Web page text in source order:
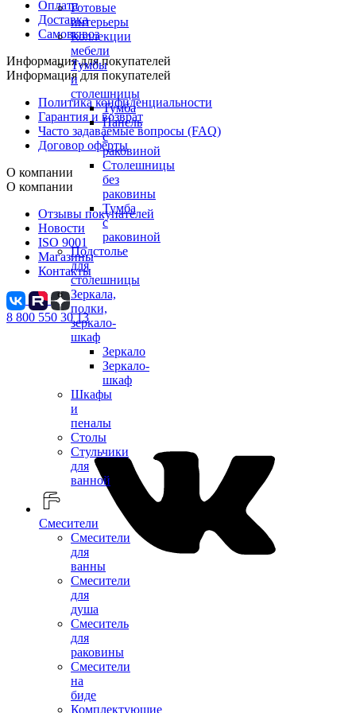
Готовые
интерьеры
Коллекции
мебели
Тумбы
и
столешницы
Тумба
Панель
с
раковиной
Столешницы
без
раковины
Тумба
с
раковиной
Подстолье
для
столешницы
Зеркала,
полки,
зеркало-
шкаф
Зеркало
Зеркало-
шкаф
Шкафы
и
пеналы
Столы
Стульчики
для
ванной
Смесители
Смесители
для
ванны
Смесители
для
душа
Смеситель
для
раковины
Смесители
на
биде
Комплектующие
Оплата
Доставка
Самовывоз
Информация для покупателей
Информация для покупателей
Политика конфиденциальности
Гарантия и возврат
Часто задаваемые вопросы (FAQ)
Договор оферты
О компании
О компании
Отзывы покупателей
Новости
ISO 9001
Магазины
Контакты
8 800 550 30 13